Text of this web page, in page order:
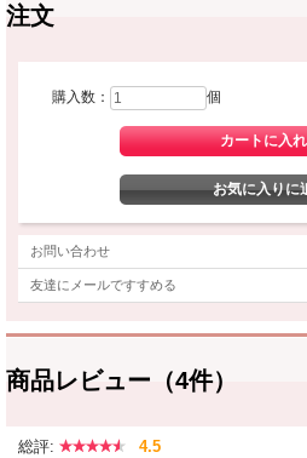
注文
購入数： 個
お問い合わせ
友達にメールですすめる
商品レビュー（4件）
総評: 4.5